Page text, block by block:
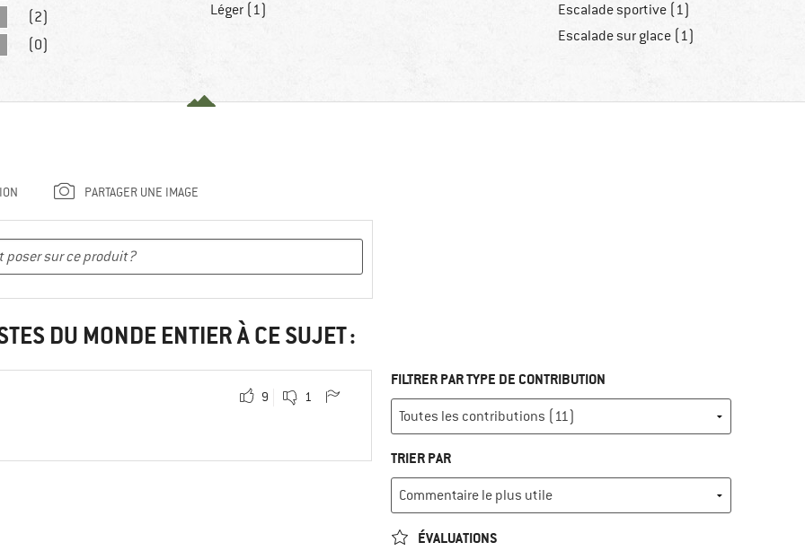
(2)
(0)
Léger (1)
Escalade sportive (1)
Escalade sur glace (1)
PARTAGER UNE IMAGE
DU MONDE ENTIER À CE SUJET :
9 1
FILTRER PAR TYPE DE CONTRIBUTION
TRIER PAR
ÉVALUATIONS